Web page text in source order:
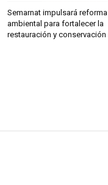
Semarnat impulsará reforma
ambiental para fortalecer la
restauración y conservación